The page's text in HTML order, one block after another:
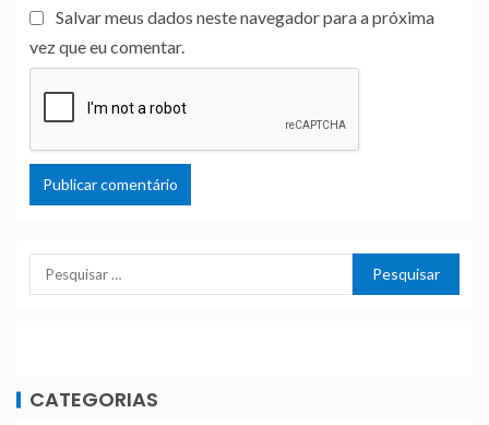
Salvar meus dados neste navegador para a próxima
vez que eu comentar.
CATEGORIAS